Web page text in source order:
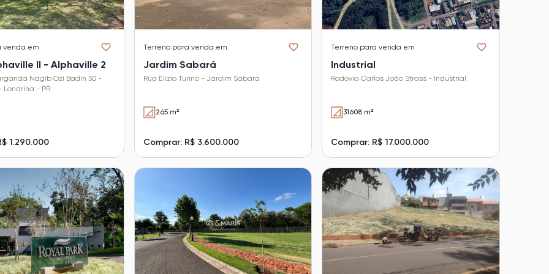
venda em
II - Alphaville 2
Nagib Ozi Badin 50 -
- PR
1.290.000
Terreno para venda em
Jardim Sabará
Rua Elizio Turino - Jardim Sabará
265 m²
Comprar: R$ 3.600.000
Terreno para venda em
Industrial
Rodovia Carlos João Strass - Industrial
31608 m²
Comprar: R$ 17.000.000